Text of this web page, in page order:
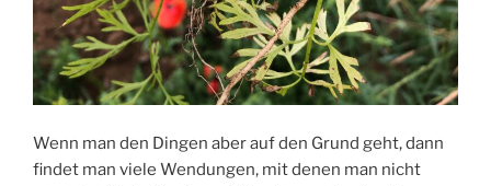
Wenn man den Dingen aber auf den Grund geht, dann
findet man viele Wendungen, mit denen man nicht